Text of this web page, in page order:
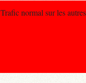
Trafic normal sur les